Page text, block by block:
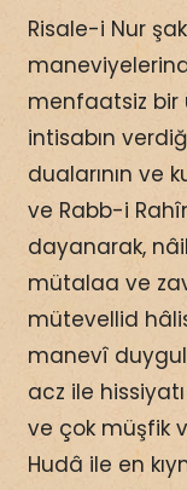
Risale-i Nur
menfaatsiz bir
intisabın
dualarının ve
ve Rabb-i
dayanarak,
mütalaa ve
mütevellid
manevî
acz ile
ve çok müşfik
Hudâ ile en